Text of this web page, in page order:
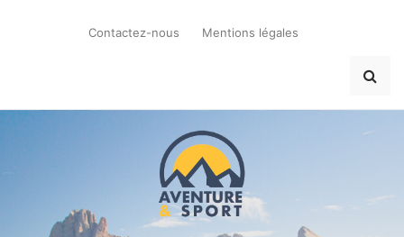
Contactez-nous Mentions légales